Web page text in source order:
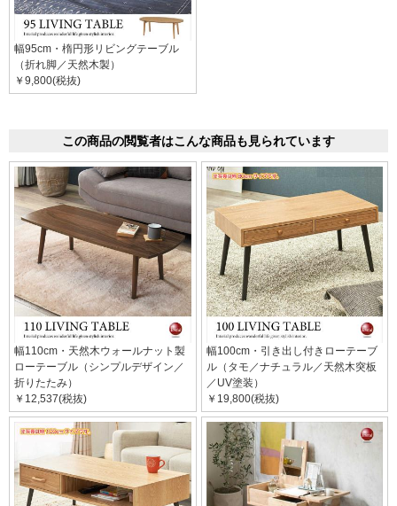
幅95cm・楕円形リビングテーブル
（折れ脚／天然木製）
￥9,800(税抜)
この商品の閲覧者はこんな商品も見られています
幅110cm・天然木ウォールナット製
ローテーブル（シンプルデザイン／
折りたたみ）
￥12,537(税抜)
幅100cm・引き出し付きローテーブ
ル（タモ／ナチュラル／天然木突板
／UV塗装）
￥19,800(税抜)